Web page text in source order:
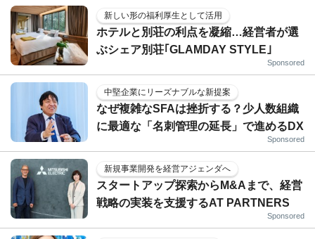
新しい形の福利厚生として活用
ホテルと別荘の利点を凝縮…経営者が選
ぶシェア別荘｢GLAMDAY STYLE｣
Sponsored
中堅企業にリーズナブルな新提案
なぜ複雑なSFAは挫折する？少人数組織
に最適な「名刺管理の延長」で進めるDX
Sponsored
新規事業開発を経営アジェンダへ
スタートアップ探索からM&Aまで、経営
戦略の実装を支援するAT PARTNERS
Sponsored